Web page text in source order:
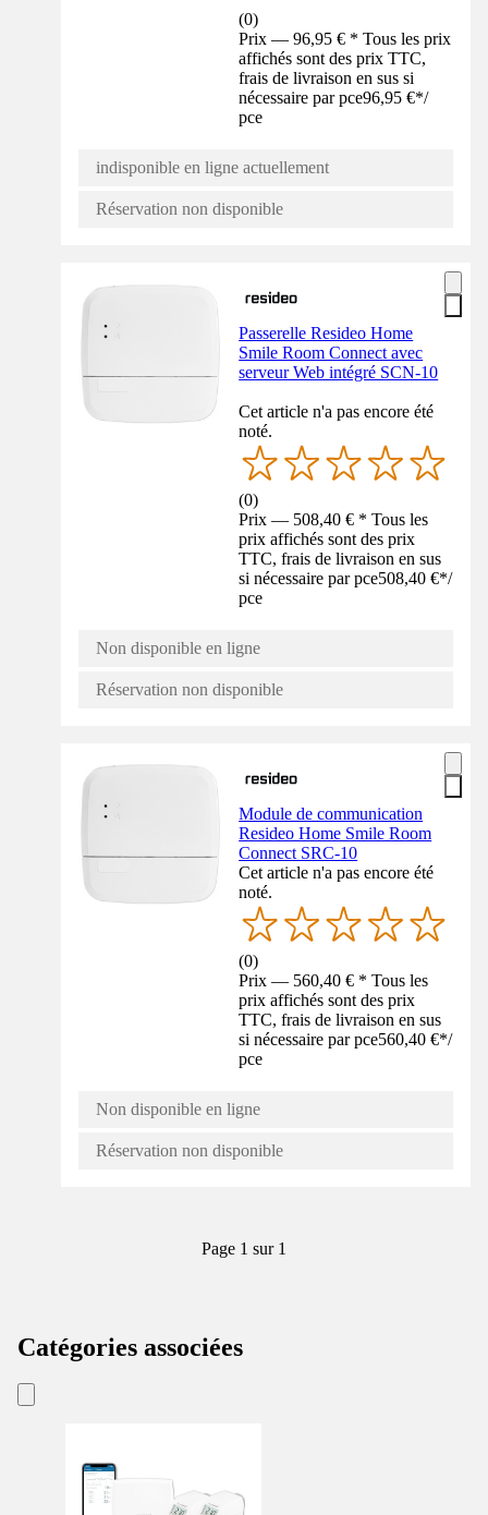
(0)
Prix — 96,95 € * Tous les prix
affichés sont des prix TTC,
frais de livraison en sus si
nécessaire par pce96,95 €*/
pce
indisponible en ligne actuellement
Réservation non disponible
Passerelle Resideo Home
Smile Room Connect avec
serveur Web intégré SCN-10
Cet article n'a pas encore été
noté.
(0)
Prix — 508,40 € * Tous les
prix affichés sont des prix
TTC, frais de livraison en sus
si nécessaire par pce508,40 €*/
pce
Non disponible en ligne
Réservation non disponible
Module de communication
Resideo Home Smile Room
Connect SRC-10
Cet article n'a pas encore été
noté.
(0)
Prix — 560,40 € * Tous les
prix affichés sont des prix
TTC, frais de livraison en sus
si nécessaire par pce560,40 €*/
pce
Non disponible en ligne
Réservation non disponible
Page 1 sur 1
Catégories associées